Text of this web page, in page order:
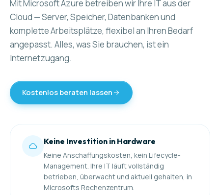
Mit Microsoft Azure betreiben wir Ihre IT aus der
Cloud — Server, Speicher, Datenbanken und
komplette Arbeitsplätze, flexibel an Ihren Bedarf
angepasst. Alles, was Sie brauchen, ist ein
Internetzugang.
Kostenlos beraten lassen
Keine Investition in Hardware
Keine Anschaffungskosten, kein Lifecycle-
Management. Ihre IT läuft vollständig
betrieben, überwacht und aktuell gehalten, in
Microsofts Rechenzentrum.